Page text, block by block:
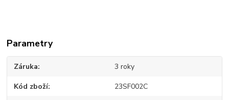
Parametry
Záruka 3 roky
Kód zboží 23SF002C